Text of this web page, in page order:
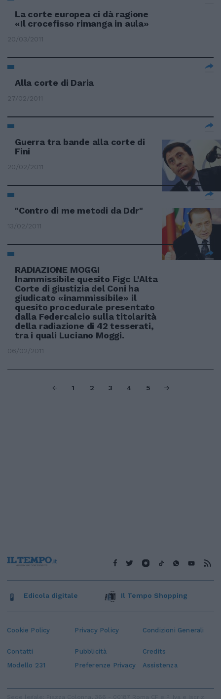
La corte europea ci dà ragione
«Il crocefisso rimanga in aula»
20/03/2011
Alla corte di Daria
27/02/2011
Guerra tra bande alla corte di
Fini
20/02/2011
"Contro di me metodi da Ddr"
13/02/2011
RADIAZIONE MOGGI
Inammissibile quesito Figc L'Alta
Corte di giustizia del Coni ha
giudicato «inammissibile» il
quesito procedurale presentato
dalla Federcalcio sulla titolarità
della radiazione di 42 tesserati,
tra i quali Luciano Moggi.
06/02/2011
1 2 3 4 5
Cookie Policy Privacy Policy Condizioni Generali
Contatti Pubblicità
Credits
Modello 231
Preferenze Privacy Assistenza
Edicola digitale Il Tempo Shopping